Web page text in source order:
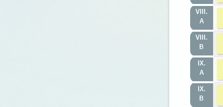
VIII.
A
VIII.
B
IX.
A
IX.
B